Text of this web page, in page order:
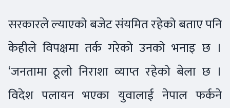
सरकारले ल्याएको बजेट संयमित रहेको बताए पनि
केहीले विपक्षमा तर्क गरेको उनको भनाइ छ ।
‘जनतामा ठूलो निराशा व्याप्त रहेको बेला छ ।
विदेश पलायन भएका युवालाई नेपाल फर्कने